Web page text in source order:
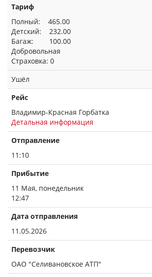
Тариф
Полный: 465.00
Детский: 232.00
Багаж: 100.00
Добровольная
Страховка: 0
Ушёл
Рейс
Владимир-Красная Горбатка
Детальная информация
Отправление
11:10
Прибытие
11 Мая, понедельник
12:47
Дата отправления
11.05.2026
Перевозчик
ОАО "Селивановское АТП"